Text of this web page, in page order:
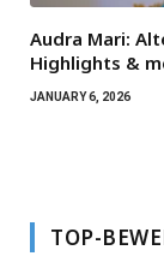
Audra Mari:
Highlights &
JANUARY 6, 2026
TOP-